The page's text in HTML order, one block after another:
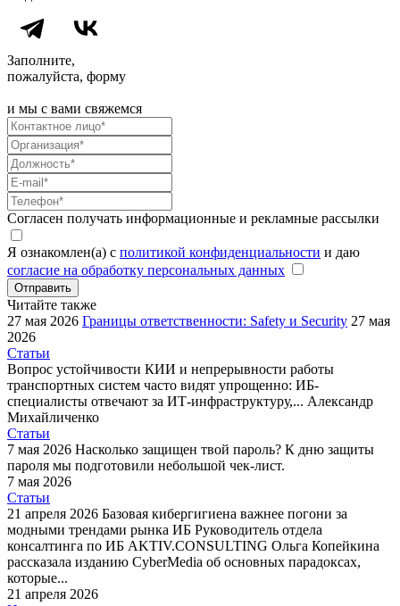
Заполните,
пожалуйста, форму
и мы с вами свяжемся
Согласен получать информационные и рекламные рассылки
Я ознакомлен(а) с политикой конфиденциальности и даю
согласие на обработку персональных данных
Отправить
Читайте также
27 мая 2026 Границы ответственности: Safety и Security 27 мая
2026
Статьи
Вопрос устойчивости КИИ и непрерывности работы
транспортных систем часто видят упрощенно: ИБ-
специалисты отвечают за ИТ-инфраструктуру,... Александр
Михайличенко
Статьи
7 мая 2026 Насколько защищен твой пароль? К дню защиты
пароля мы подготовили небольшой чек-лист.
7 мая 2026
Статьи
21 апреля 2026 Базовая кибергигиена важнее погони за
модными трендами рынка ИБ Руководитель отдела
консалтинга по ИБ AKTIV.CONSULTING Ольга Копейкина
рассказала изданию CyberMedia об основных парадоксах,
которые...
21 апреля 2026